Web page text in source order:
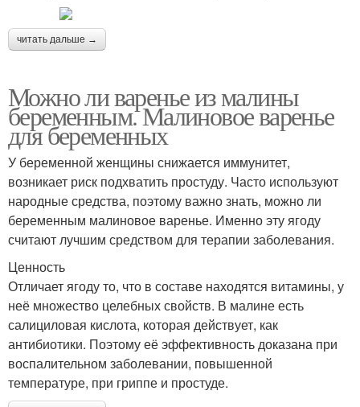
читать дальше →
Можно ли варенье из малины
беременным. Малиновое варенье
для беременных
У беременной женщины снижается иммунитет,
возникает риск подхватить простуду. Часто используют
народные средства, поэтому важно знать, можно ли
беременным малиновое варенье. Именно эту ягоду
считают лучшим средством для терапии заболевания.
Ценность
Отличает ягоду то, что в составе находятся витамины, у
неё множество целебных свойств. В малине есть
салициловая кислота, которая действует, как
антибиотики. Поэтому её эффективность доказана при
воспалительном заболевании, повышенной
температуре, при гриппе и простуде.